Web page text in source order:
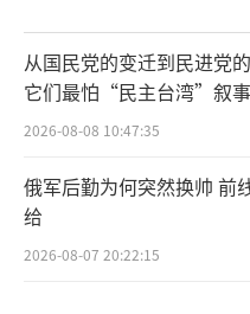
从国民党的变迁到民进党的
它们最怕“民主台湾”叙
2026-08-08 10:47:35
俄军后勤为何突然换帅 前
给
2026-08-07 20:22:15